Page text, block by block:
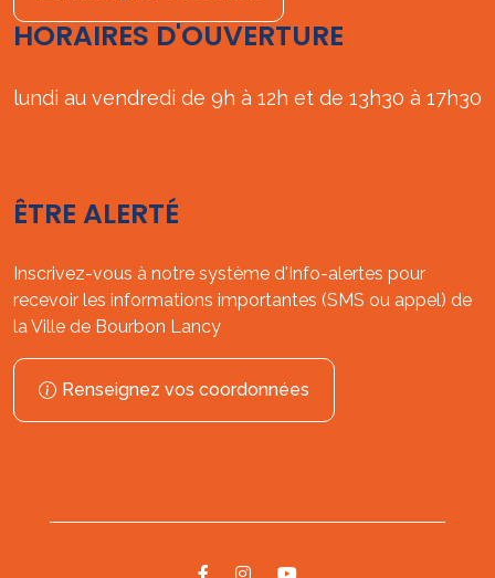
HORAIRES D'OUVERTURE
lundi au vendredi de 9h à 12h et de 13h30 à 17h30
ÊTRE ALERTÉ
Inscrivez-vous à notre système d'Info-alertes pour
recevoir les informations importantes (SMS ou appel) de
la Ville de Bourbon Lancy
Renseignez vos coordonnées